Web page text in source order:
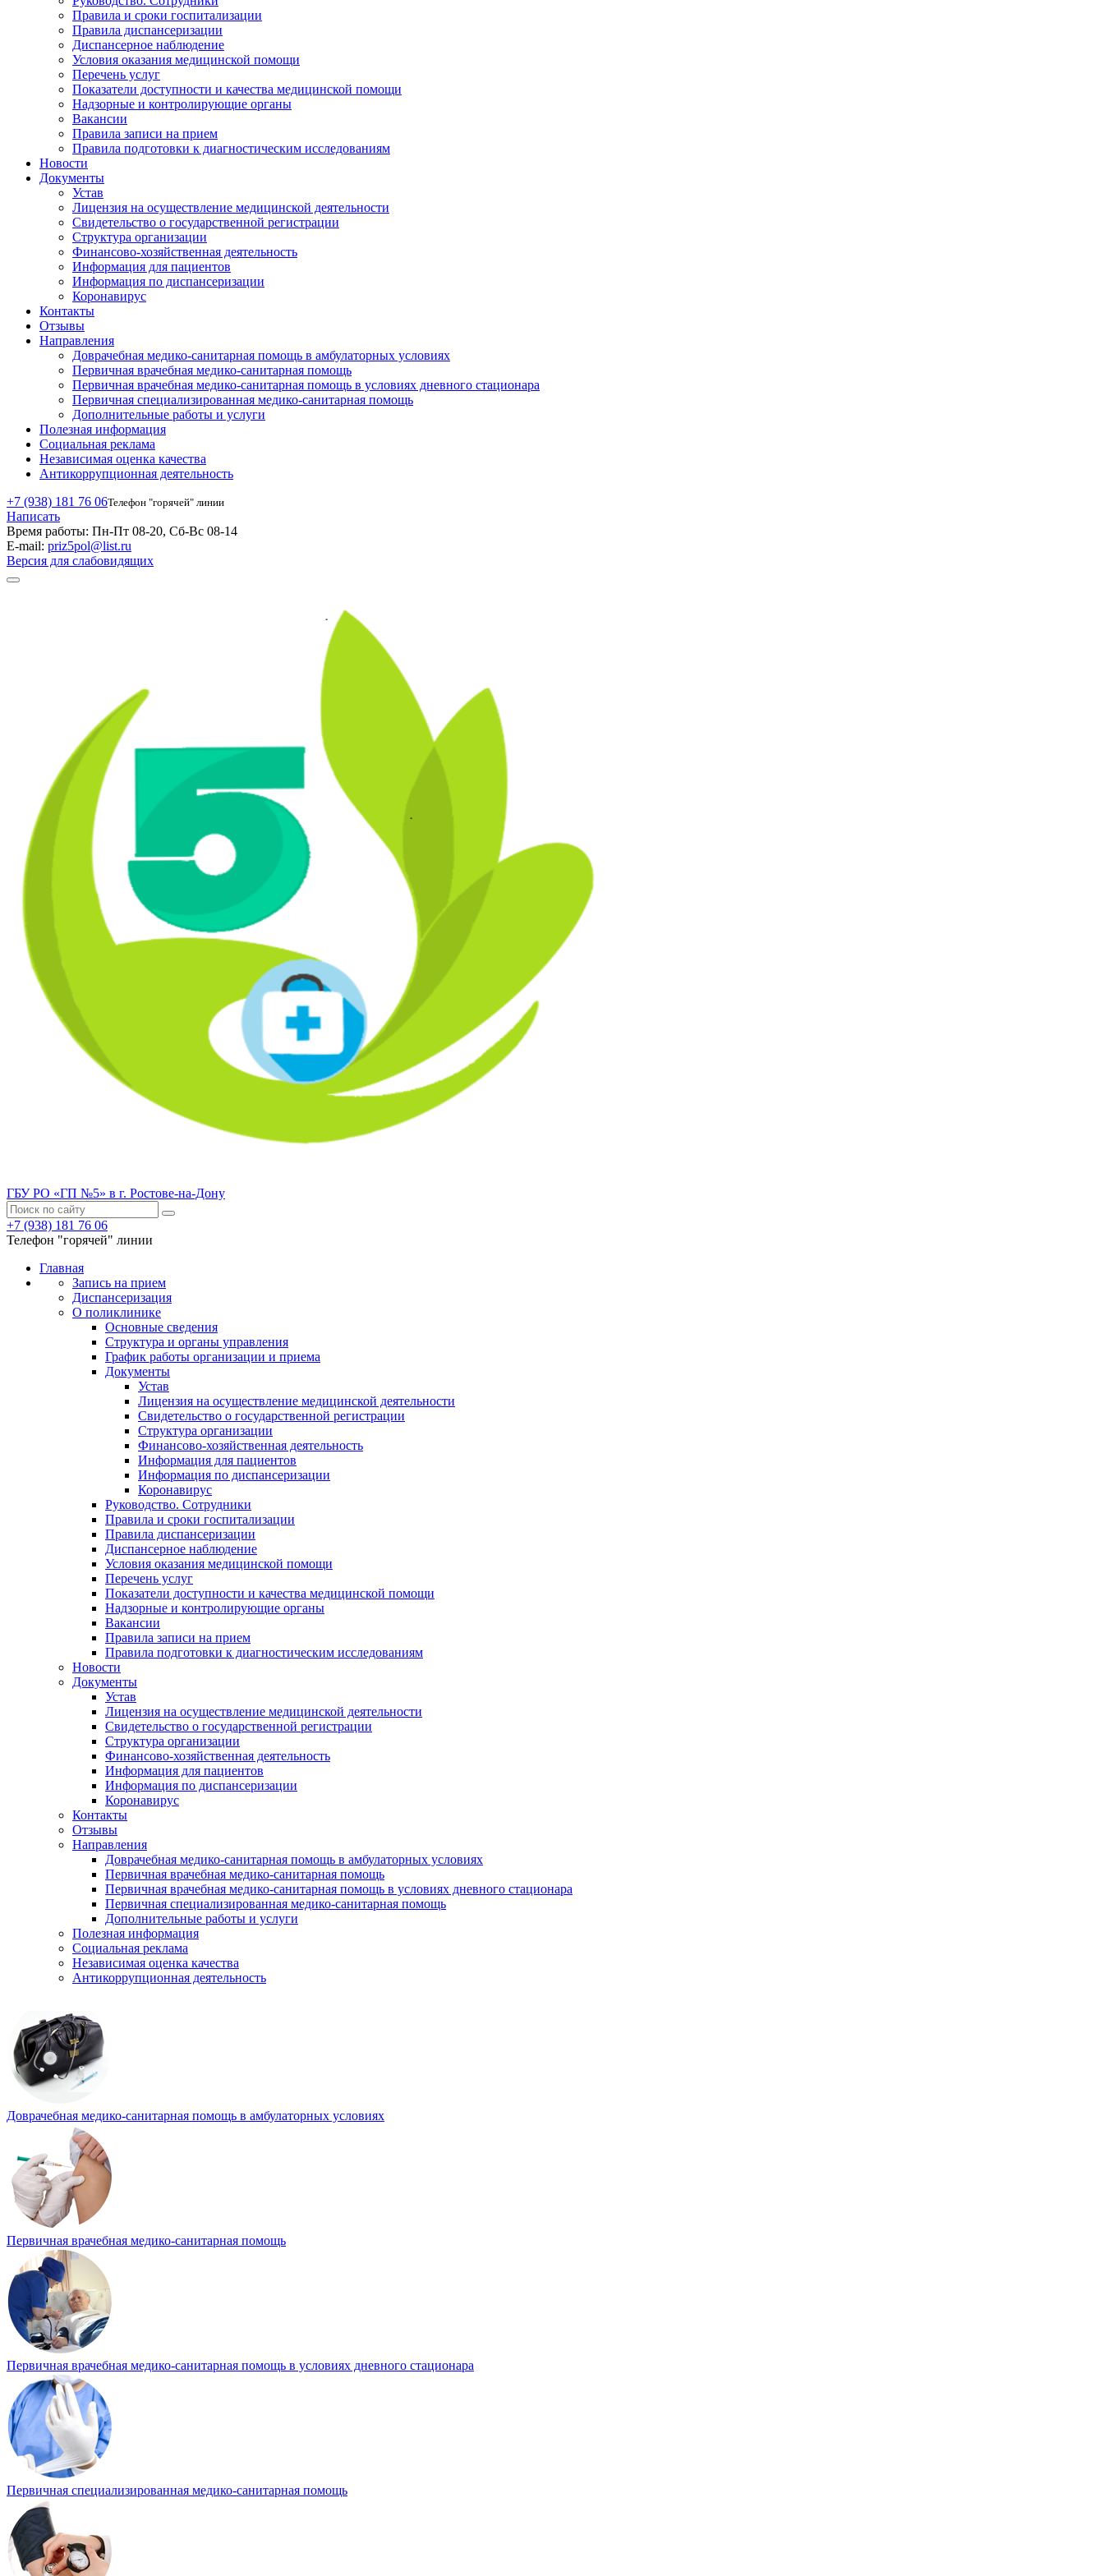
Правила и сроки госпитализации
Правила диспансеризации
Диспансерное наблюдение
Условия оказания медицинской помощи
Перечень услуг
Показатели доступности и качества медицинской помощи
Надзорные и контролирующие органы
Вакансии
Правила записи на прием
Правила подготовки к диагностическим исследованиям
Новости
Документы
Устав
Лицензия на осуществление медицинской деятельности
Свидетельство о государственной регистрации
Структура организации
Финансово-хозяйственная деятельность
Информация для пациентов
Информация по диспансеризации
Коронавирус
Контакты
Отзывы
Направления
Доврачебная медико-санитарная помощь в амбулаторных условиях
Первичная врачебная медико-санитарная помощь
Первичная врачебная медико-санитарная помощь в условиях дневного стационара
Первичная специализированная медико-санитарная помощь
Дополнительные работы и услуги
Полезная информация
Социальная реклама
Независимая оценка качества
Антикоррупционная деятельность
+7 (938) 181 76 06Телефон "горячей" линии
Написать
Время работы: Пн-Пт 08-20, Сб-Вс 08-14
E-mail: priz5pol@list.ru
Версия для слабовидящих
ГБУ РО «ГП №5» в г. Ростове-на-Дону
+7 (938) 181 76 06
Телефон "горячей" линии
Главная
Запись на прием
Диспансеризация
О поликлинике
Основные сведения
Структура и органы управления
График работы организации и приема
Документы
Устав
Лицензия на осуществление медицинской деятельности
Свидетельство о государственной регистрации
Структура организации
Финансово-хозяйственная деятельность
Информация для пациентов
Информация по диспансеризации
Коронавирус
Руководство. Сотрудники
Правила и сроки госпитализации
Правила диспансеризации
Диспансерное наблюдение
Условия оказания медицинской помощи
Перечень услуг
Показатели доступности и качества медицинской помощи
Надзорные и контролирующие органы
Вакансии
Правила записи на прием
Правила подготовки к диагностическим исследованиям
Новости
Документы
Устав
Лицензия на осуществление медицинской деятельности
Свидетельство о государственной регистрации
Структура организации
Финансово-хозяйственная деятельность
Информация для пациентов
Информация по диспансеризации
Коронавирус
Контакты
Отзывы
Направления
Доврачебная медико-санитарная помощь в амбулаторных условиях
Первичная врачебная медико-санитарная помощь
Первичная врачебная медико-санитарная помощь в условиях дневного стационара
Первичная специализированная медико-санитарная помощь
Дополнительные работы и услуги
Полезная информация
Социальная реклама
Независимая оценка качества
Антикоррупционная деятельность
Доврачебная медико-санитарная помощь в амбулаторных условиях
Первичная врачебная медико-санитарная помощь
Первичная врачебная медико-санитарная помощь в условиях дневного стационара
Первичная специализированная медико-санитарная помощь